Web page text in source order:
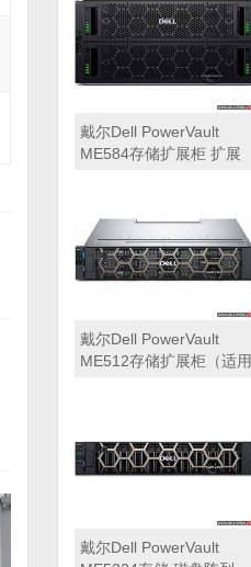
戴尔Dell PowerVault
ME584存储扩展柜 扩展
ME5224，ME5284等主
存储扩展）
戴尔Dell PowerVault
ME512存储扩展柜（适用
戴尔Dell PowerVault